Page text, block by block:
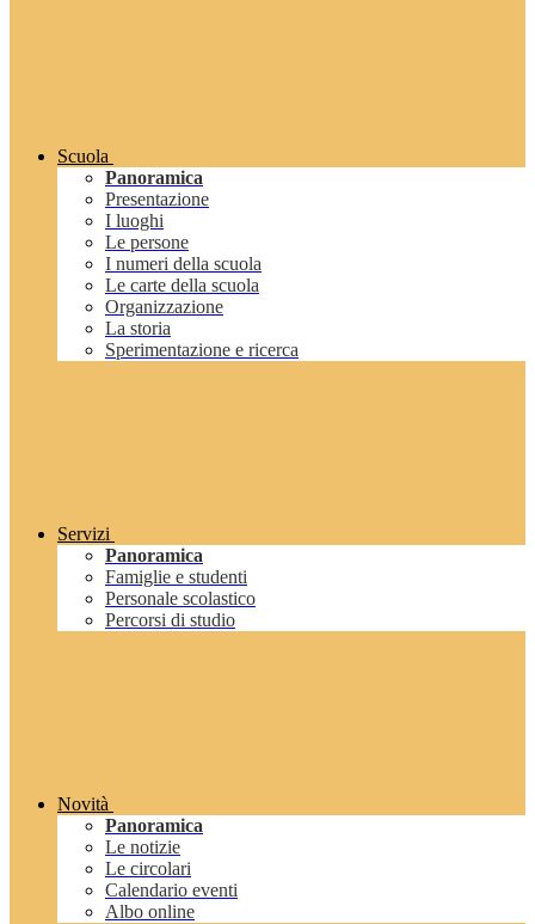
Scuola
Panoramica
Presentazione
I luoghi
Le persone
I numeri della scuola
Le carte della scuola
Organizzazione
La storia
Sperimentazione e ricerca
Servizi
Panoramica
Famiglie e studenti
Personale scolastico
Percorsi di studio
Novità
Panoramica
Le notizie
Le circolari
Calendario eventi
Albo online